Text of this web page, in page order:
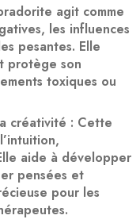
agit comme
les influences
pesantes. Elle
protège son
toxiques ou
créativité : Cette
,
aide à développer
pensées et
pour les